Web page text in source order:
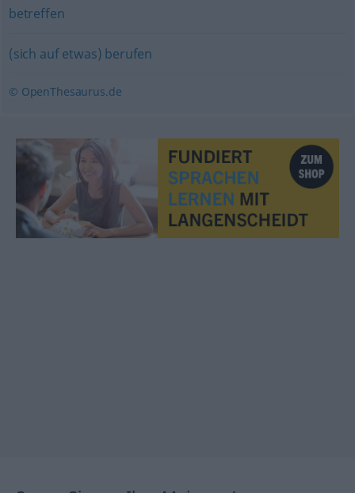
betreffen
(sich auf etwas) berufen
© OpenThesaurus.de